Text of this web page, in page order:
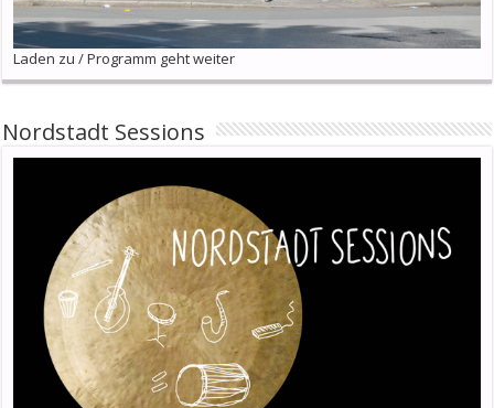
Laden zu / Programm geht weiter
Nordstadt Sessions